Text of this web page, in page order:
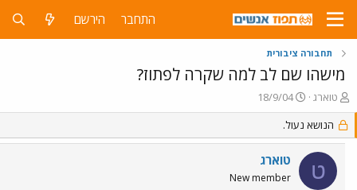
התחבר הירשם
תחבורה ציבורית
מישהו שם לב למה שקרה לפתוז?
פ
ו
ת
ח
נ
טוארג
פ
ו
ר
ס
ם
ב
ת
18/9/04
הנושא נעול.
ט טוארג
New member